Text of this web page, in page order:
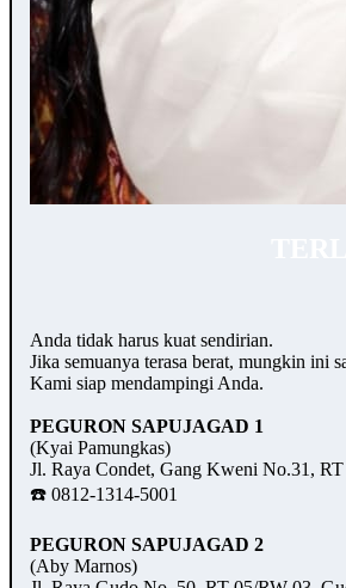
Anda tidak harus kuat sendirian.
Jika semuanya terasa berat, mungkin ini
Kami siap mendampingi Anda.
PEGURON SAPUJAGAD 1
(Kyai Pamungkas)
Jl. Raya Condet, Gang Kweni No.31,
☎️ 0812-1314-5001
PEGURON SAPUJAGAD 2
(Aby Marnos)